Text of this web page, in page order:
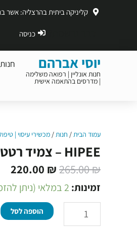
קליניקה ביתית בהרצליה: אשר
כניסה
יוסי אברהם
חנות אונליין | רפואה משלימה
| מדרסים בהתאמה אישית ​
עמוד הבית/ חנות/ מכשירי עיסוי |
HIPEE – צמיד רטט לצוואר – מאמן יציבה
265.00₪
המחיר
המקורי
היה:
265.00 ₪.
220.00 ₪
הוא:
₪.
זמינות: 2 במלאי (ניתן להזמנה מוקדמת)
כמות
של
HIPEE
הוספה לסל